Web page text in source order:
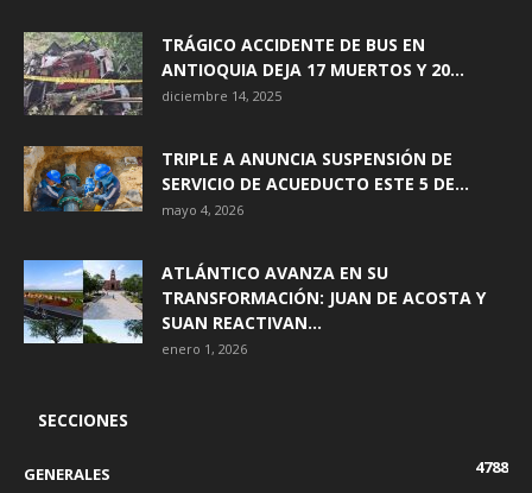
TRÁGICO ACCIDENTE DE BUS EN
ANTIOQUIA DEJA 17 MUERTOS Y 20...
diciembre 14, 2025
TRIPLE A ANUNCIA SUSPENSIÓN DE
SERVICIO DE ACUEDUCTO ESTE 5 DE...
mayo 4, 2026
ATLÁNTICO AVANZA EN SU
TRANSFORMACIÓN: JUAN DE ACOSTA Y
SUAN REACTIVAN...
enero 1, 2026
SECCIONES
GENERALES
4788